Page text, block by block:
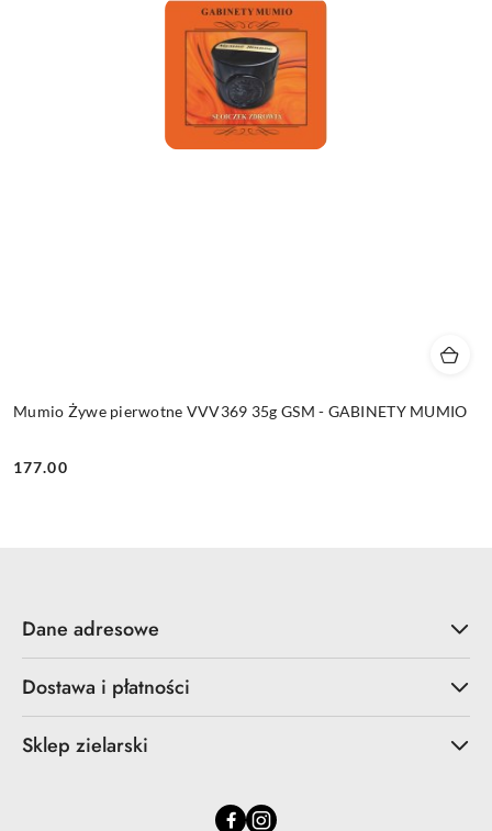
Mumio Żywe pierwotne VVV369 35g GSM - GABINETY MUMIO
Cena:
177.00
Dane adresowe
Dostawa i płatności
Sklep zielarski